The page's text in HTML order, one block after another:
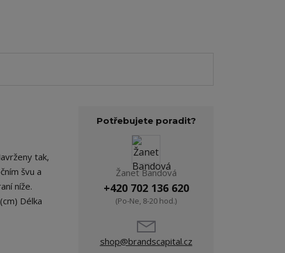
tak,
švu a
níže.
Délka
Potřebujete poradit?
Žanet Bandová
+420 702 136 620
(Po-Ne, 8-20 hod.)
shop@brandscapital.cz